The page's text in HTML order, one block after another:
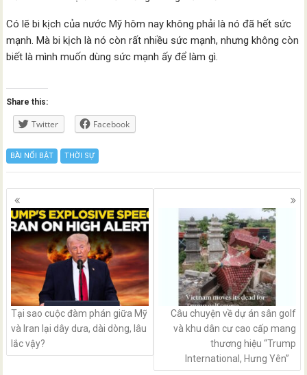
Có lẽ bi kịch của nước Mỹ hôm nay không phải là nó đã hết sức
mạnh. Mà bi kịch là nó còn rất nhiều sức mạnh, nhưng không còn
biết là mình muốn dùng sức mạnh ấy để làm gì.
Share this:
Twitter Facebook
BÀI NỔI BẬT THỜI SỰ
Posts
navigation
Tại sao cuộc đàm phán giữa Mỹ
và Iran lại dây dưa, dài dòng, lâu
lắc vậy?
Câu chuyện về dự án sân golf
và khu dân cư cao cấp mang
thương hiệu “Trump
International, Hưng Yên”